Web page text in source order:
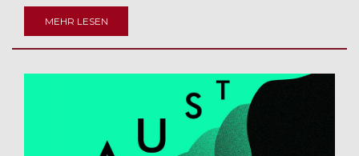
MEHR LESEN